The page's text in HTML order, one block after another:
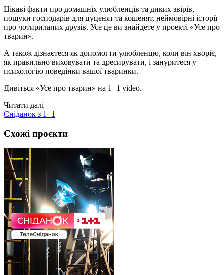
Цікаві факти про домашніх улюбленців та диких звірів,
пошуки господарів для цуценят та кошенят, неймовірні історії
про чотирилапих друзів. Усе це ви знайдете у проекті «Усе про
тварин».
А також дізнаєтеся як допомогти улюбленцю, коли він хворіє,
як правильно виховувати та дресирувати, і зануритеся у
психологію поведінки вашої тваринки.
Дивіться «Усе про тварин» на 1+1 video.
Читати далі
Сніданок з 1+1
Схожі проєкти